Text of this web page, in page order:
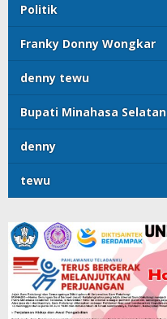
Politik
Franky Donny Wongkar
denny tewu
Bupati Minahasa Selatan
denny
tewu